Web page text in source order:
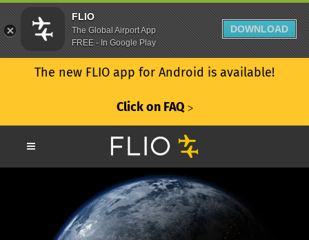
The new FLIO app for Android is available!
Click on FAQ ᐳ
FLIO
The Global Airport App
FREE - In Google Play
DOWNLOAD